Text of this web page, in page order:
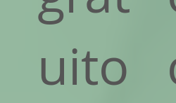
uito